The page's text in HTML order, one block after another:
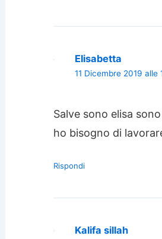
Elisabetta
11 Dicembre 2019 alle
Salve sono elisa
ho bisogno di
Rispondi
Kalifa sillah